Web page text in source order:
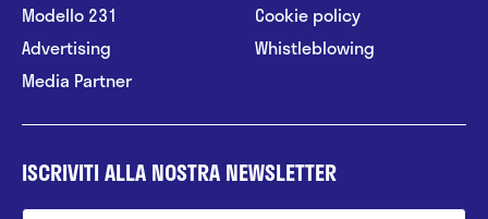
Modello 231
Advertising
Media Partner
Cookie policy
Whistleblowing
ISCRIVITI ALLA NOSTRA NEWSLETTER